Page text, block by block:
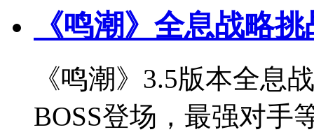
《鸣潮》全息战略
《鸣潮》3.5版本全息
BOSS登场，最强对手